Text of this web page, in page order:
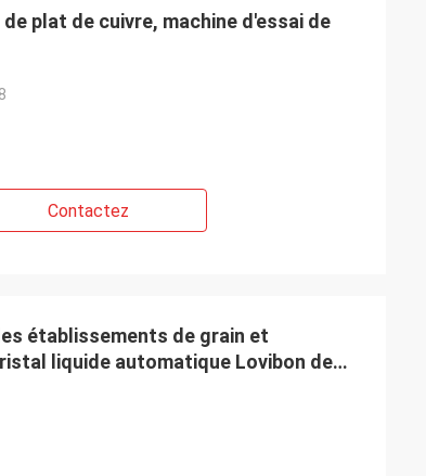
plat de cuivre, machine d'essai de
Contactez
établissements de grain et
liquide automatique Lovibon de